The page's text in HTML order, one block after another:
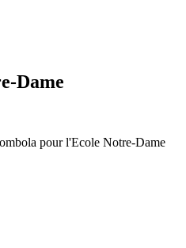
Dame
pour l'Ecole Notre-Dame